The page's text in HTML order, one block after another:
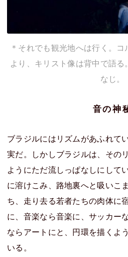
＊それでも観光地へは行く。コ
より、キリスト像は背中で語
なじ。
音の神
ブラジルにはリズムがあふれて
実だ。しかしブラジルは、その
ようにただ流しっぱなしにして
に溶けこみ、路地裏へと吸いこ
ち、走り去る若者たちの肉体に
に、音楽なら音楽に、サッカー
ならアートにと、円環を描くよ
いる。